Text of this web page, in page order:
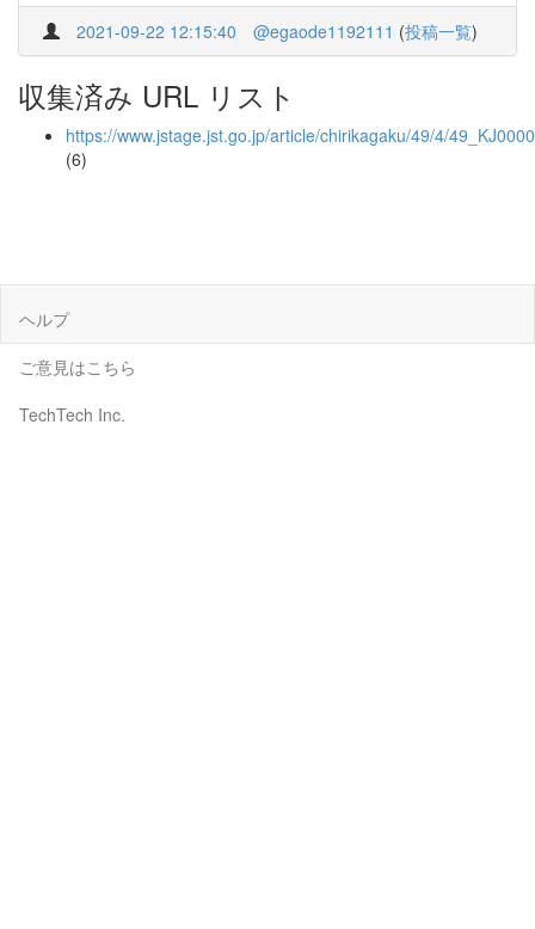
2021-09-22 12:15:40 @egaode1192111 (投稿一覧)
収集済み URL リスト
https://www.jstage.jst.go.jp/article/chirikagaku/49/4/
(6)
ヘルプ
ご意見はこちら
TechTech Inc.